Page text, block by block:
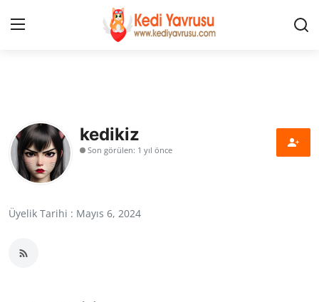
İLETİŞİM
HAKKIMIZDA
KEDİPEDİA
kedikiz
Son görülen: 1 yıl önce
Üyelik Tarihi : Mayıs 6, 2024